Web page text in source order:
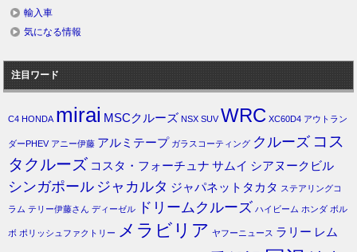
輸入車
気になる情報
注目ワード
C4 HONDA mirai MSCクルーズ NSX SUV WRC XC60D4 アウトラン
ダーPHEV アニー伊藤 アルミテープ ガラスコーティング クルーズ コス
タクルーズ コスタ・フォーチュナ サムイ シアヌークビル
シンガポール ジャカルタ ジャパネットタカタ ステアリングコ
ラム テリー伊藤さん ディーゼル ドリームクルーズ ハイビーム ホンダ ボル
ボ ポリッシュファクトリー メラビリア ヤフーニュース ラリー レム